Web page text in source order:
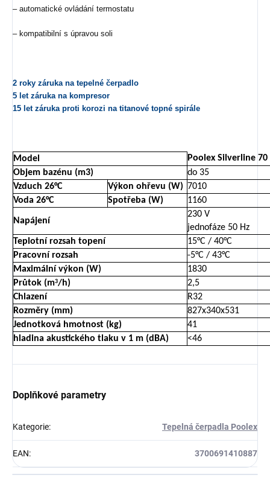
– automatické ovládání termostatu
– kompatibilní s úpravou soli
2 roky záruka na tepelné čerpadlo
5 let záruka na kompresor
15 let záruka proti korozi na titanové topné spirále
Model
Poolex Silverline 70
Objem bazénu (m3)
do 35
Vzduch 26°C
Výkon ohřevu (W) 7010
Voda 26°C
Spotřeba (W) 1160
Napájení
230 V
jednofáze 50 Hz
Teplotní rozsah topení
15°C / 40°C
Pracovní rozsah
-5°C / 43°C
Maximální výkon (W)
1830
Průtok (m3/h)
2,5
Chlazení
R32
Rozměry (mm)
827x340x531
Jednotková hmotnost (kg)
41
hladina akustického tlaku v 1 m (dBA)
<46
Doplňkové parametry
Kategorie: Tepelná čerpadla Poolex
EAN: 3700691410887